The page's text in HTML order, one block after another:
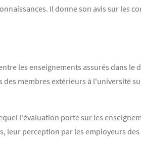
Il donne son avis sur
les enseignements assurés dans
des membres extérieurs à
l'évaluation porte sur les
leur perception par les employeurs